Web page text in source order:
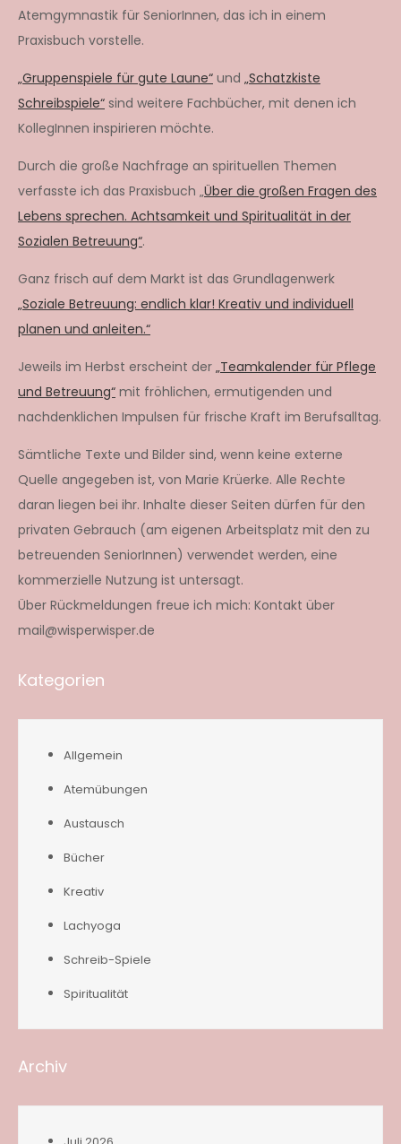
Atemgymnastik für SeniorInnen, das ich in einem
Praxisbuch vorstelle.
„Gruppenspiele für gute Laune“ und „Schatzkiste
Schreibspiele“ sind weitere Fachbücher, mit denen ich
KollegInnen inspirieren möchte.
Durch die große Nachfrage an spirituellen Themen
verfasste ich das Praxisbuch „Über die großen Fragen des
Lebens sprechen. Achtsamkeit und Spiritualität in der
Sozialen Betreuung“.
Ganz frisch auf dem Markt ist das Grundlagenwerk
„Soziale Betreuung: endlich klar! Kreativ und individuell
planen und anleiten.“
Jeweils im Herbst erscheint der „Teamkalender für Pflege
und Betreuung“ mit fröhlichen, ermutigenden und
nachdenklichen Impulsen für frische Kraft im Berufsalltag.
Sämtliche Texte und Bilder sind, wenn keine externe
Quelle angegeben ist, von Marie Krüerke. Alle Rechte
daran liegen bei ihr. Inhalte dieser Seiten dürfen für den
privaten Gebrauch (am eigenen Arbeitsplatz mit den zu
betreuenden SeniorInnen) verwendet werden, eine
kommerzielle Nutzung ist untersagt.
Über Rückmeldungen freue ich mich: Kontakt über
mail@wisperwisper.de
Kategorien
Allgemein
Atemübungen
Austausch
Bücher
Kreativ
Lachyoga
Schreib-Spiele
Spiritualität
Archiv